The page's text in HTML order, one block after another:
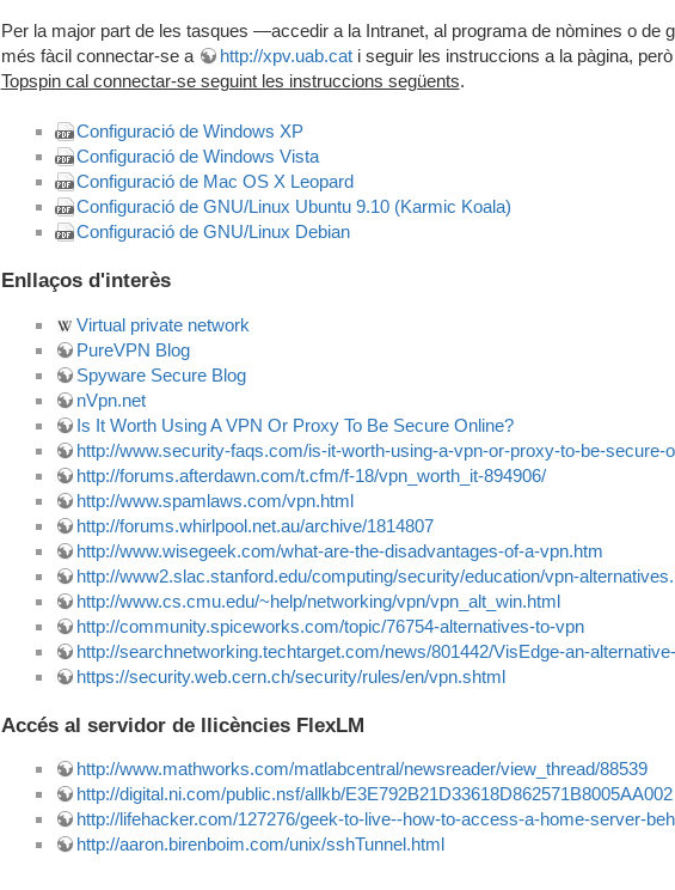
Per la major part de les tasques —accedir a la Intranet, al programa de nòmines o de
més fàcil connectar-se a
http://xpv.uab.cati seguir les instruccions a la pàgina, però
Topspin cal connectar-se seguint les instruccions següents.
Configuració de Windows XP
Configuració de Windows Vista
Configuració de Mac OS X Leopard
Configuració de GNU/Linux Ubuntu 9.10 (Karmic Koala)
Configuració de GNU/Linux Debian
Enllaços d'interès
Virtual private network
PureVPN Blog
Spyware Secure Blog
nVpn.net
Is It Worth Using A VPN Or Proxy To Be Secure Online?
http://www.security-faqs.com/is-it-worth-using-a-vpn-or-proxy-to-be-secure-
http://forums.afterdawn.com/t.cfm/f-18/vpn_worth_it-894906/
http://www.spamlaws.com/vpn.html
http://forums.whirlpool.net.au/archive/1814807
http://www.wisegeek.com/what-are-the-disadvantages-of-a-vpn.htm
http://www2.slac.stanford.edu/computing/security/education/vpn-
http://www.cs.cmu.edu/~help/networking/vpn/vpn_alt_win.html
http://community.spiceworks.com/topic/76754-alternatives-to-vpn
http://searchnetworking.techtarget.com/news/801442/VisEdge-an-
https://security.web.cern.ch/security/rules/en/vpn.shtml
Accés al servidor de llicències FlexLM
http://www.mathworks.com/matlabcentral/newsreader/view_thread/88539
http://digital.ni.com/public.nsf/allkb/E3E792B21D33618D862571B8005AA002
http://lifehacker.com/127276/geek-to-live--how-to-access-a-home-server-
http://aaron.birenboim.com/unix/sshTunnel.html